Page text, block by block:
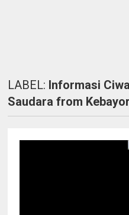
LABEL: Informasi
Saudara from